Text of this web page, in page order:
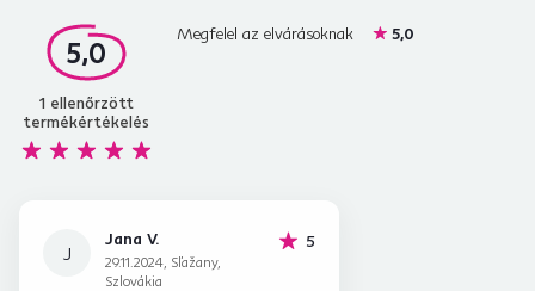
5,0
1 ellenőrzött
termékértékelés
Megfelel az elvárásoknak 5,0
J
Jana V.
29.11.2024, Sľažany,
Szlovákia
5hviezdičiek